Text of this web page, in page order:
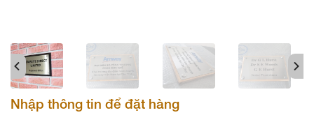
Nhập thông tin để đặt hàng